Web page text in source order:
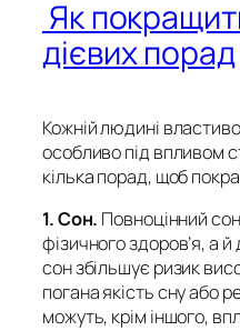
Як
дієвих порад
Кожній людині
особливо під впливом
кілька порад, щоб
1. Сон. Повноцінний
фізичного здоров’я, а
сон збільшує ризик
погана якість сну або
можуть, крім іншого,